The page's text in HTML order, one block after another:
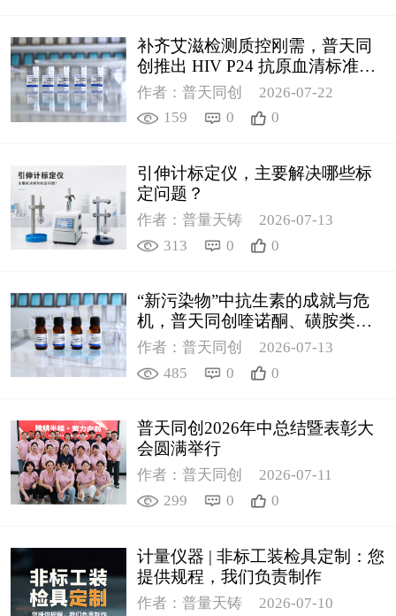
补齐艾滋检测质控刚需，普天同
创推出 HIV P24 抗原血清标准物
质
作者：普天同创
2026-07-22
159
0 0
引伸计标定仪，主要解决哪些标
定问题？
作者：普量天铸
2026-07-13
313
0 0
“新污染物”中抗生素的成就与危
机，普天同创喹诺酮、磺胺类质
控新品筑牢环境安全防线
作者：普天同创
2026-07-13
485
0 0
普天同创2026年中总结暨表彰大
会圆满举行
作者：普天同创
2026-07-11
299
0 0
计量仪器 | 非标工装检具定制：您
提供规程，我们负责制作
作者：普量天铸
2026-07-10